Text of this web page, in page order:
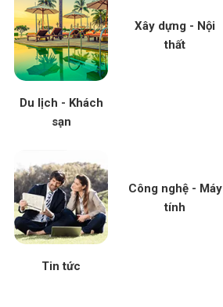
Du lịch - Khách
sạn
Xây dựng - Nội
thất
Tin tức
Công nghệ - Máy
tính